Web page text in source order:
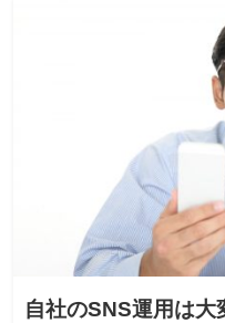
自社のSNS運用は